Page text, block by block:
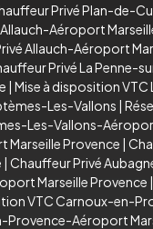
Privé Plan-de-
Allauch-Aéroport
Allauch-Aéroport
Privé La Penne-
| Mise à disposition
Les-Vallons |
Les-Vallons-
Marseille Provence |
| Chauffeur Privé
Marseille Provence |
VTC Carnoux-en-
Provence-Aéroport